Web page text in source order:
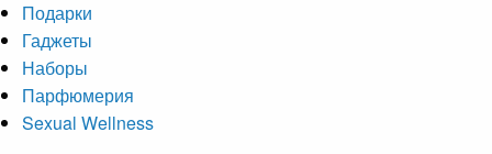
Подарки
Гаджеты
Наборы
Парфюмерия
Sexual Wellness